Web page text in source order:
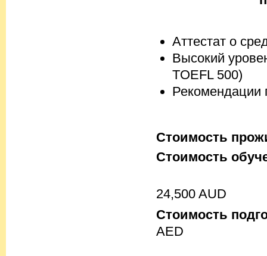
Аттестат о
Высокий
TOEFL 500)
Рекомендации
Стоимость
Стоимость
24,500 AUD
Стоимость
AED